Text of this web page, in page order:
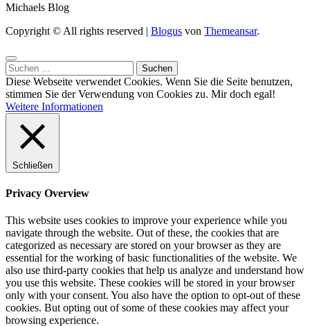
Michaels Blog
Copyright © All rights reserved | Blogus von Themeansar.
Suchen
nach:
Diese Webseite verwendet Cookies. Wenn Sie die Seite benutzen,
stimmen Sie der Verwendung von Cookies zu. Mir doch egal!
Weitere Informationen
Schließen
Privacy Overview
This website uses cookies to improve your experience while you
navigate through the website. Out of these, the cookies that are
categorized as necessary are stored on your browser as they are
essential for the working of basic functionalities of the website. We
also use third-party cookies that help us analyze and understand how
you use this website. These cookies will be stored in your browser
only with your consent. You also have the option to opt-out of these
cookies. But opting out of some of these cookies may affect your
browsing experience.